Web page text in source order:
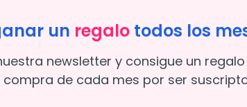
un regalo todos los
newsletter y consigue un regalo
compra de cada mes por ser